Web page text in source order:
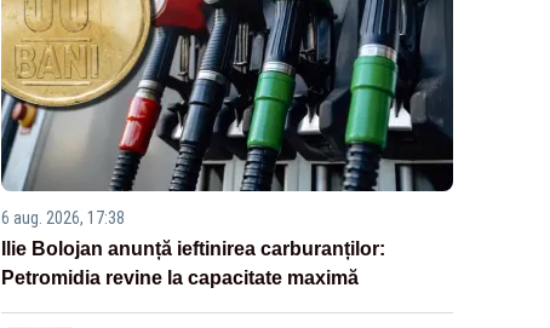
6 aug. 2026, 17:38
Ilie Bolojan anunță ieftinirea carburanților:
Petromidia revine la capacitate maximă